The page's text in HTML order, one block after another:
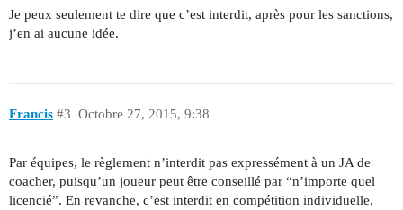
Je peux seulement te dire que c’est interdit, après pour les sanctions,
j’en ai aucune idée.
Francis Octobre 27, 2015, 9:38
#3
Par équipes, le règlement n’interdit pas expressément à un JA de
coacher, puisqu’un joueur peut être conseillé par “n’importe quel
licencié”. En revanche, c’est interdit en compétition individuelle,